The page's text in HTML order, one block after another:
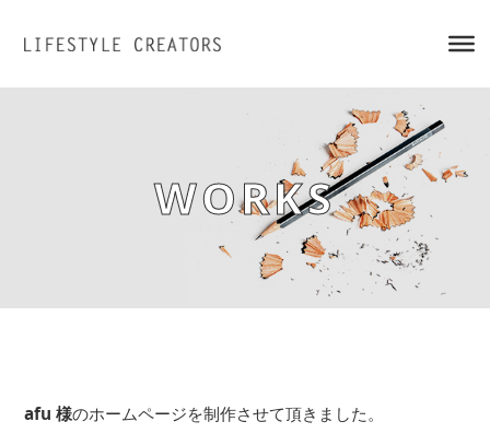
WORKS
afu 様のホームページを制作させて頂きました。